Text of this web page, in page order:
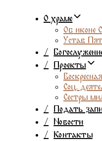
О храме
Об иконе
Устав
/
/ Проекты
Соц.
Сестры
/ Подать
/ Новости
/ Контакты